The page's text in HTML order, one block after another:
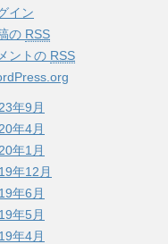
イン
の RSS
ントの RSS
年9月
年4月
年1月
年12月
年6月
年5月
年4月